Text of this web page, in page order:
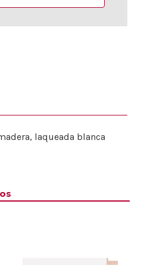
laqueada blanca